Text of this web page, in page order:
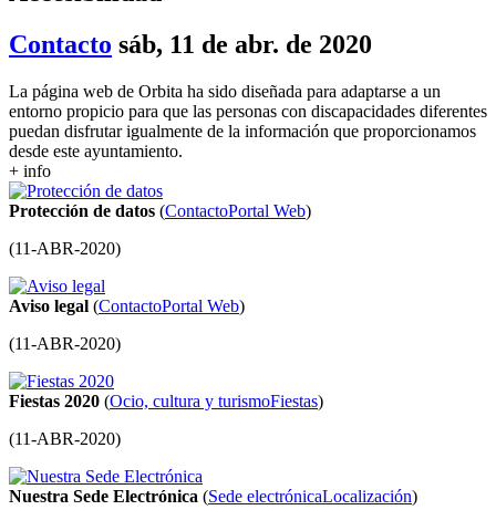
Contacto sáb, 11 de abr. de 2020
La página web de Orbita ha sido diseñada para adaptarse a un
entorno propicio para que las personas con discapacidades diferentes
puedan disfrutar igualmente de la información que proporcionamos
desde este ayuntamiento.
+ info
Protección de datos (ContactoPortal Web)
(11-ABR-2020)
Aviso legal (ContactoPortal Web)
(11-ABR-2020)
Fiestas 2020 (Ocio, cultura y turismoFiestas)
(11-ABR-2020)
Nuestra Sede Electrónica (Sede electrónicaLocalización)